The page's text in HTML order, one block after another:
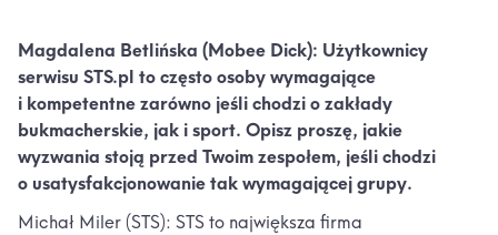
Magdalena Betlińska (Mobee Dick): Użytkownicy
serwisu STS.pl to często osoby wymagające
i kompetentne zarówno jeśli chodzi o zakłady
bukmacherskie, jak i sport. Opisz proszę, jakie
wyzwania stoją przed Twoim zespołem, jeśli chodzi
o usatysfakcjonowanie tak wymagającej grupy.
Michał Miler (STS): STS to największa firma